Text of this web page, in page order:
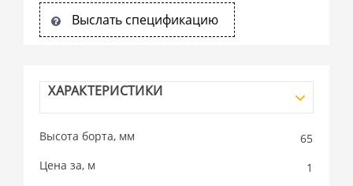
Выслать спецификацию
ХАРАКТЕРИСТИКИ
Высота борта, мм
65
Цена за, м
1